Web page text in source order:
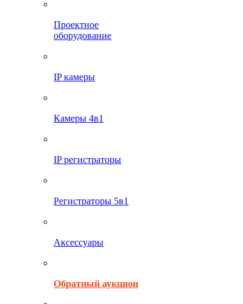
Проектное
оборудование
IP камеры
Камеры 4в1
IP регистраторы
Регистраторы 5в1
Аксессуары
Обратный аукцион